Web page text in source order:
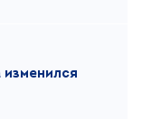
изменился